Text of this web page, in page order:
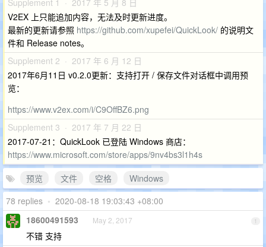
V2EX 上只能追加内容，无法及时更新进度。
最新的更新请参照 https://github.com/xupefei/QuickLook/ 的说明文
件和 Release notes。
Supplement 2 · 2017 年 6 月 12 日
2017年6月11日 v0.2.0更新：支持打开 / 保存文件对话框中调用预
览：
https://www.v2ex.com/i/C9OffBZ6.png
Supplement 3 · 2017 年 7 月 22 日
2017-07-21：QuickLook 已登陆 Windows 商店：
https://www.microsoft.com/store/apps/9nv4bs3l1h4s
预览
文件 空格
Windows
78 replies • 2020-08-18 19:03:43 +08:00
1
18600491593 May 2, 2017
不错 支持